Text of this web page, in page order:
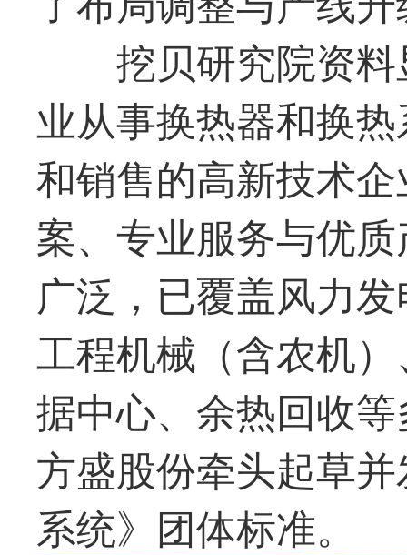
挖贝研究院资
业从事换热器和换
和销售的高新技术
案、专业服务与优
广泛，已覆盖风力
工程机械（含农机
据中心、余热回收
方盛股份牵头起草
系统》团体标准。